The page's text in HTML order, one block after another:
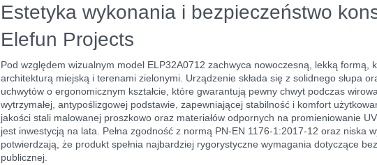
Estetyka wykonania i bezpieczeństwo
Elefun Projects
Pod względem wizualnym model ELP32A0712 zachwyca nowoczesną, lekką formą,
architekturą miejską i terenami zielonymi. Urządzenie składa się z solidnego słupa
uchwytów o ergonomicznym kształcie, które gwarantują pewny chwyt podczas
wytrzymałej, antypoślizgowej podstawie, zapewniającej stabilność i komfort
jakości stali malowanej proszkowo oraz materiałów odpornych na promieniowanie
jest inwestycją na lata. Pełna zgodność z normą PN-EN 1176-1:2017-12 oraz niska
potwierdzają, że produkt spełnia najbardziej rygorystyczne wymagania dotyczące
publicznej.